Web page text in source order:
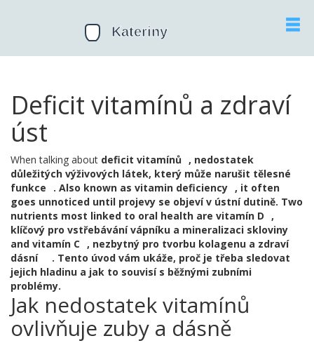
Deficit vitamínů a zdraví
úst
When talking about deficit vitamínů , nedostatek
důležitých výživových látek, který může narušit tělesné
funkce
. Also known as vitamin deficiency , it often
goes unnoticed until projevy se objeví v ústní dutině. Two
nutrients most linked to oral health are vitamín D
,
klíčový pro vstřebávání vápníku a mineralizaci skloviny
and vitamín C , nezbytný pro tvorbu kolagenu a zdraví
dásní
. Tento úvod vám ukáže, proč je třeba sledovat
jejich hladinu a jak to souvisí s běžnými zubními
problémy.
Jak nedostatek vitamínů
ovlivňuje zuby a dásně